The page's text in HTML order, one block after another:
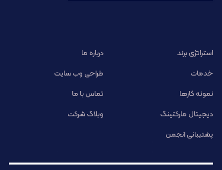
استراتژی برند
درباره ما
خدمات
طراحی وب سایت
نمونه کارها
تماس با ما
دیجیتال مارکتینگ
وبلاگ شرکت
پشتیبانی انجمن